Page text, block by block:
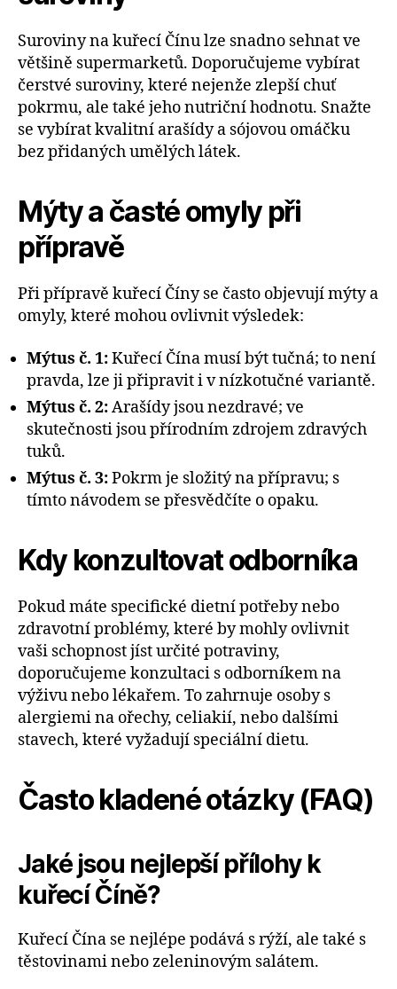
Suroviny na kuřecí Čínu lze snadno sehnat ve
většině supermarketů. Doporučujeme vybírat
čerstvé suroviny, které nejenže zlepší chuť
pokrmu, ale také jeho nutriční hodnotu. Snažte
se vybírat kvalitní arašídy a sójovou omáčku
bez přidaných umělých látek.
Mýty a časté omyly při
přípravě
Při přípravě kuřecí Číny se často objevují mýty a
omyly, které mohou ovlivnit výsledek:
Mýtus č. 1:Kuřecí Čína musí být tučná; to není
pravda, lze ji připravit i v nízkotučné variantě.
Mýtus č. 2:Arašídy jsou nezdravé; ve
skutečnosti jsou přírodním zdrojem zdravých
tuků.
Mýtus č. 3:Pokrm je složitý na přípravu; s
tímto návodem se přesvědčíte o opaku.
Kdy konzultovat odborníka
Pokud máte specifické dietní potřeby nebo
zdravotní problémy, které by mohly ovlivnit
vaši schopnost jíst určité potraviny,
doporučujeme konzultaci s odborníkem na
výživu nebo lékařem. To zahrnuje osoby s
alergiemi na ořechy, celiakií, nebo dalšími
stavech, které vyžadují speciální dietu.
Často kladené otázky (FAQ)
Jaké jsou nejlepší přílohy k
kuřecí Číně?
Kuřecí Čína se nejlépe podává s rýží, ale také s
těstovinami nebo zeleninovým salátem.